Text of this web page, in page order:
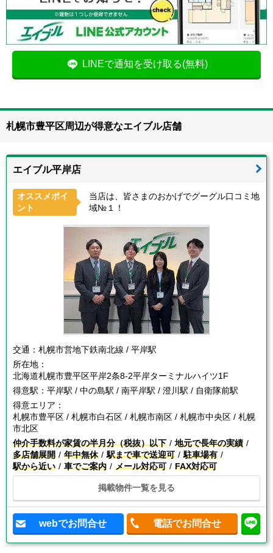
LINEで通知を受け取る(無料)
札幌市豊平区周辺が得意なエイブル店舗
エイブル平岸店
オススメポイ
ント
当店は、皆さまのおかげでグーグル口コミ地
域№１！
交通： 札幌市営地下鉄南北線 / 平岸駅
所在地：
北海道札幌市豊平区平岸2条8-2平岸ターミナルハイツ1F
得意駅： 平岸駅 / 中の島駅 / 南平岸駅 / 澄川駅 / 自衛隊前駅
得意エリア：
札幌市豊平区 / 札幌市白石区 / 札幌市南区 / 札幌市中央区 / 札幌
市北区
仲介手数料が家賃の半月分（税抜）以下
地元で長年の実績
多店舗展開
年中無休 駅まで車で送迎可
駐車場有
駅から近い
車でご案内 メール対応可 FAX対応可
掲載物件一覧を見る
webでお問合せ 電話でお問合せ